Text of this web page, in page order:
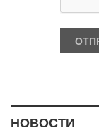
НОВОСТИ